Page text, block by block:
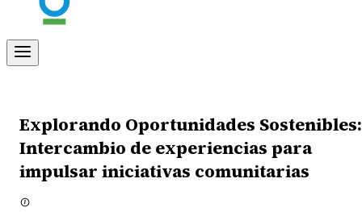
Explorando Oportunidades Sostenibles:
Intercambio de experiencias para
impulsar iniciativas comunitarias